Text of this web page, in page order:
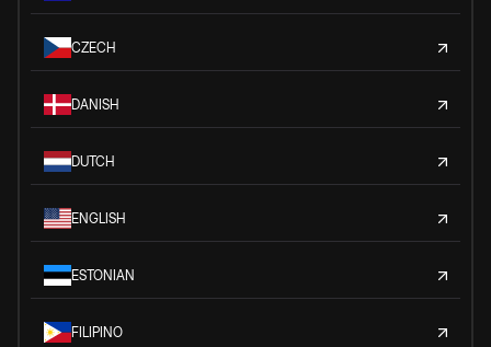
CZECH
DANISH
DUTCH
ENGLISH
ESTONIAN
FILIPINO